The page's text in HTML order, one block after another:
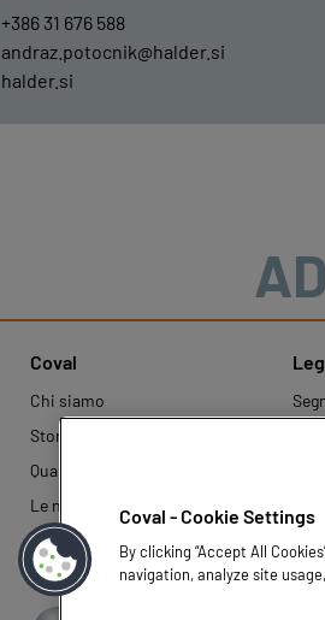
+386 31 676 588
andraz.potocnik@halder.si
halder.si
Coval
Chi siamo
Storia
Qualità e Innovazione
Le nostre tecnologieCoval - Cookie Settings
By clicking “Accept All
navigation, analyze site